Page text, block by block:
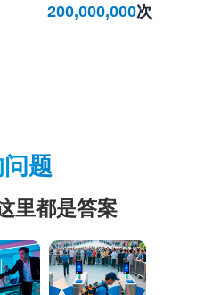
200,000,000次
题
里都是答案